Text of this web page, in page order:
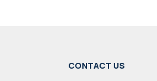
CONTACT US